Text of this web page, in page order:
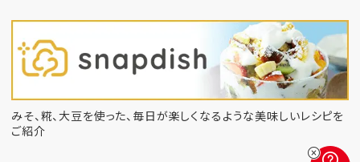
みそ、糀、大豆を使った、毎日が楽しくなるような美味しいレシピを
ご紹介